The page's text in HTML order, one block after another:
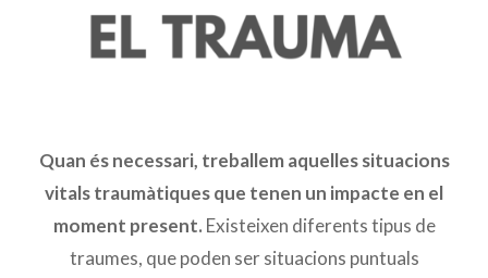
Quan és necessari, treballem aquelles situacions
vitals traumàtiques que tenen un impacte en el
moment present. Existeixen diferents tipus de
traumes, que poden ser situacions puntuals